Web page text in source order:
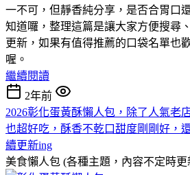
一不可，但靜香純分享，是否合胃口
知道囉，整理這篇是讓大家方便搜尋
更新，如果有值得推薦的口袋名單也
喔。
繼續閱讀
2年前
2026彰化蛋黃酥懶人包，除了人氣老
也超好吃，酥香不乾口甜度剛剛好，
續更新ing
美食懶人包 (各種主題，內容不定時更